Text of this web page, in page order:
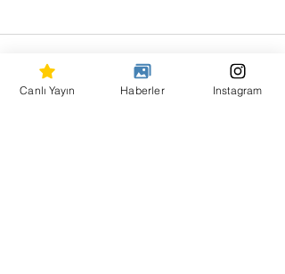
Canlı Yayın Haberler Instagram